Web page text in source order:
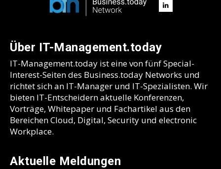
Über IT-Management.today
IT-Management.today ist eine von fünf Special-
Interest-Seiten des Business.today Networks und
richtet sich an IT-Manager und IT-Spezialisten. Wir
bieten IT-Entscheidern aktuelle Konferenzen,
Vorträge, Whitepaper und Fachartikel aus den
Bereichen Cloud, Digital, Security und electronic
Workplace.
Aktuelle Meldungen